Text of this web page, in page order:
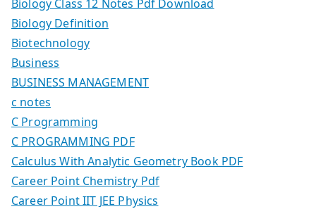
Biology Class 12 Notes Pdf Download
Biology Definition
Biotechnology
Business
BUSINESS MANAGEMENT
c notes
C Programming
C PROGRAMMING PDF
Calculus With Analytic Geometry Book PDF
Career Point Chemistry Pdf
Career Point IIT JEE Physics